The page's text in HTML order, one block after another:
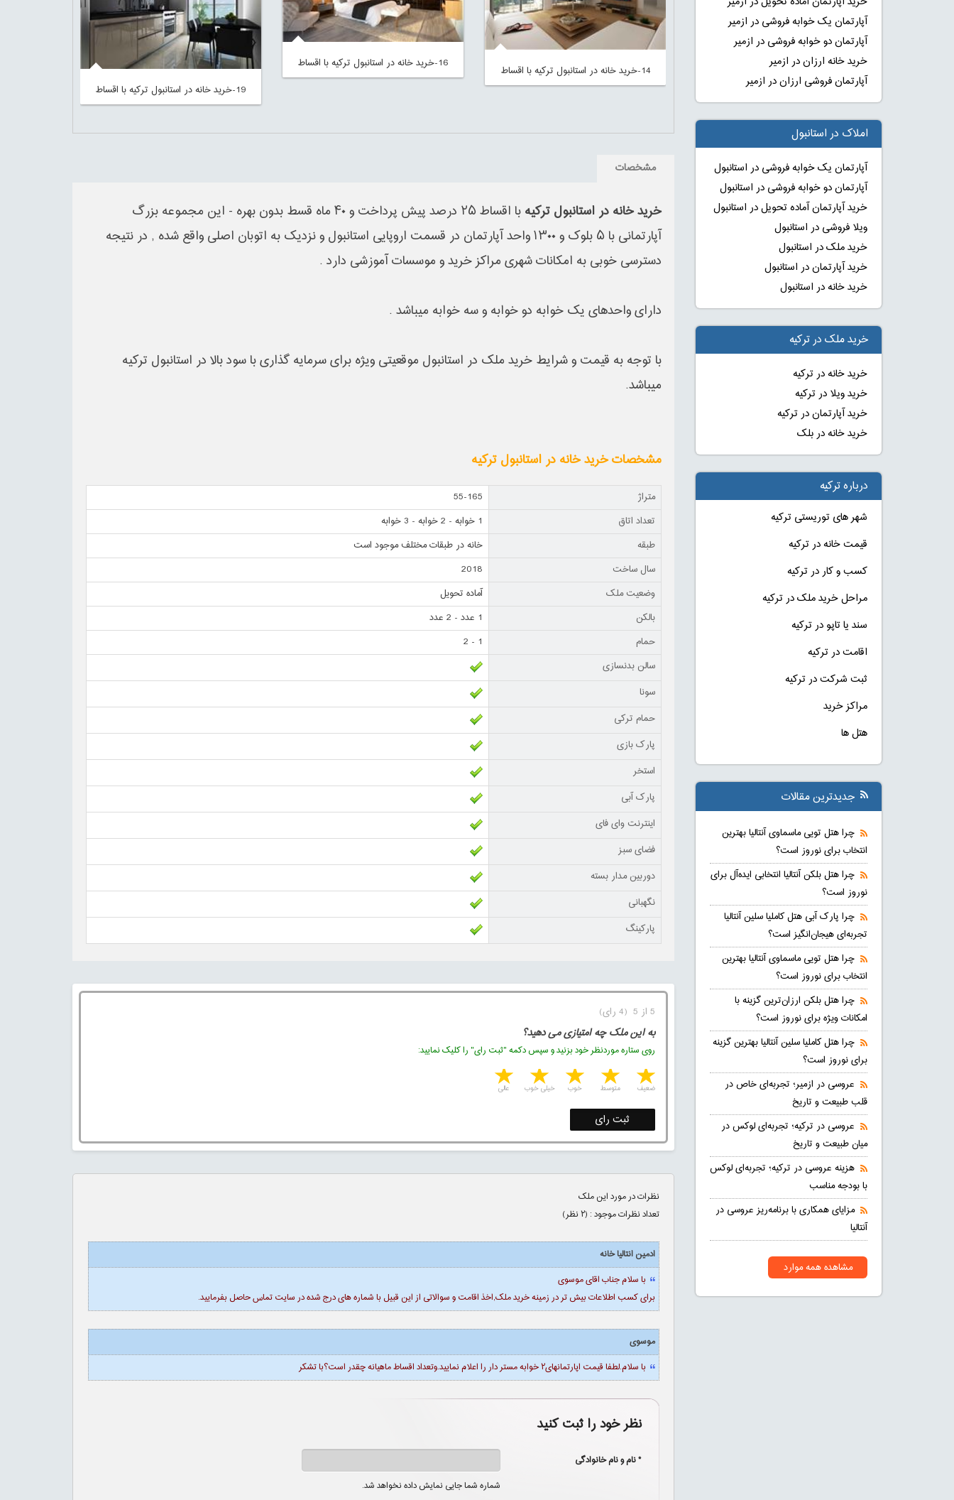
14-خرید خانه در استانبول ترکیه با اقساط
16-خرید خانه در استانبول ترکیه با اقساط
19-خرید خانه در استانبول ترکیه با اقساط
مشخصات
خرید خانه در استانبول ترکیه
با اقساط ۲۵ درصد پیش پرداخت و ۴۰ ماه قسط بدون بهره - این مجموعه بزرگ
آپارتمانی با ۵ بلوک و ۱۳۰۰ واحد آپارتمان در قسمت اروپایی استانبول و نزدیک به اتوبان اصلی واقع شده , در نتیجه
دسترسی خوبی به امکانات شهری مراکز خرید و موسسات آموزشی دارد .
دارای واحدهای یک خوابه دو خوابه و سه خوابه میباشد .
با توجه به قیمت و شرایط خرید ملک در استانبول موقعیتی ویژه برای سرمایه گذاری با سود بالا در استانبول ترکیه
میباشد.
مشخصات خرید خانه در استانبول ترکیه
متراژ
55-165
تعداد اتاق
1 خوابه - 2 خوابه - 3 خوابه
طبقه
خانه در طبقات مختلف موجود است
سال ساخت
2018
وضعیت ملک
آماده تحویل
بالکن
1 عدد - 2 عدد
حمام
1 - 2
سالن بدنسازی
سونا
حمام ترکی
پارک بازی
استخر
پارک آبی
اینترنت وای فای
فضای سبز
دوربین مدار بسته
نگهبانی
پارکینگ
5 از 5 (4 رای)
به این ملک چه امتیازی می دهید؟
روی ستاره موردنظر خود بزنید و سپس دکمه "ثبت رای" را کلیک نمایید:
4 stars 3 stars 2 stars 1 star عالی خیلی خوب خوب متوسط ضعیف
ثبت رای
نظرات در مورد این ملک
تعداد نظرات موجود : (۲نظر)
ادمین انتالیا خانه
با سلام جناب اقای موسوی
برای کسب اطلاعات بیش تر در زمینه خرید ملک,اخذ اقامت و سوالاتی از این قبیل با شماره های درج شده در سایت تماس حاصل بفرمایید.
موسوی
با سلام.لطفا قیمت اپارتمانهای۲ خوابه مستر دار را اعلام نمایید.وتعداد اقساط ماهیانه چقدر است؟با تشکر
نظر خود را ثبت کنید
* نام و نام خانوادگی
شماره شما جایی نمایش داده نخواهد شد.
آپارتمان یک خوابه فروشی در ازمیر
آپارتمان دو خوابه فروشی در ازمیر
خرید خانه ارزان در ازمیر
آپارتمان فروشی ارزان در ازمیر
املاک در استانبول
آپارتمان یک خوابه فروشی در استانبول
آپارتمان دو خوابه فروشی در استانبول
خرید آپارتمان آماده تحویل در استانبول
ویلا فروشی در استانبول
خرید ملک در استانبول
خرید آپارتمان در استانبول
خرید خانه در استانبول
خرید ملک در ترکیه
خرید خانه در ترکیه
خرید ویلا در ترکیه
خرید آپارتمان در ترکیه
خرید خانه در بلک
درباره ترکیه
شهر های توریستی ترکیه
قیمت خانه در ترکیه
کسب و کار در ترکیه
مراحل خرید ملک در ترکیه
سند یا تاپو در ترکیه
اقامت در ترکیه
ثبت شرکت در ترکیه
مراکز خرید
هتل ها
جدیدترین مقالات
چرا هتل تویی ماسماوی آنتالیا بهترین
انتخاب برای نوروز است؟
چرا هتل بلکن آنتالیا انتخابی ایده‌آل برای
نوروز است؟
چرا پارک آبی هتل کاملیا سلین آنتالیا
تجربه‌ای هیجان‌انگیز است؟
چرا هتل تویی ماسماوی آنتالیا بهترین
انتخاب برای نوروز است؟
چرا هتل بلکن ارزان‌ترین گزینه با
امکانات ویژه برای نوروز است؟
چرا هتل کاملیا سلین آنتالیا بهترین گزینه
برای نوروز است؟
عروسی در ازمیر؛ تجربه‌ای خاص در
قلب طبیعت و تاریخ
عروسی در ترکیه؛ تجربه‌ای لوکس در
میان طبیعت و تاریخ
هزینه عروسی در ترکیه؛ تجربه‌ای لوکس
با بودجه مناسب
مزایای همکاری با برنامه‌ریز عروسی در
آنتالیا
مشاهده همه موارد